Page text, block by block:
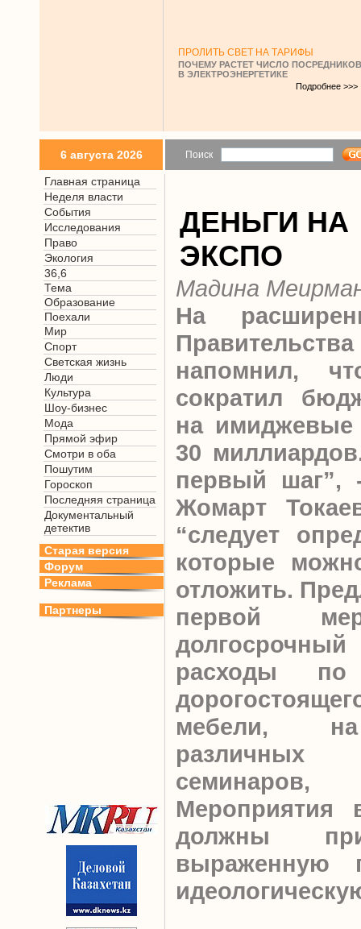
ПРОЛИТЬ СВЕТ НА ТАРИФЫ
ПОЧЕМУ РАСТЕТ ЧИСЛО ПОСРЕДНИКОВ
В ЭЛЕКТРОЭНЕРГЕТИКЕ
Подробнее >>>
6 августа 2026 Поиск
Главная страница
Неделя власти
События
Исследования
Право
Экология
36,6
Тема
Образование
Поехали
Мир
Спорт
Светская жизнь
Люди
Культура
Шоу-бизнес
Мода
Прямой эфир
Смотри в оба
Пошутим
Гороскоп
Последняя страница
Документальный
детектив
Старая версия
Форум
Реклама
Партнеры
ДЕНЬГИ НА
ЭКСПО
Мадина
На
напомнил,
сократил
на имиджевые
30
первый шаг”,
Жомарт
“следует
которые
отложить.
первой
расходы по
мебели,
семинаров,
Мероприятия
должны
выраженную